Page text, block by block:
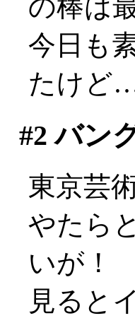
の棒は
今日も
たけど…
#2 バン
東京芸
やたら
いが！
見ると